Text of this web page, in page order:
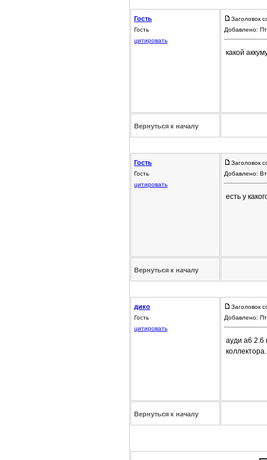
Гость
Гость
цитировать
Заголовок
Добавлено:
какой
Вернуться к началу
Гость
Гость
цитировать
Заголовок
Добавлено:
есть у
Вернуться к началу
дико
Гость
цитировать
Заголовок
Добавлено:
ауди а6 2.6
Вернуться к началу